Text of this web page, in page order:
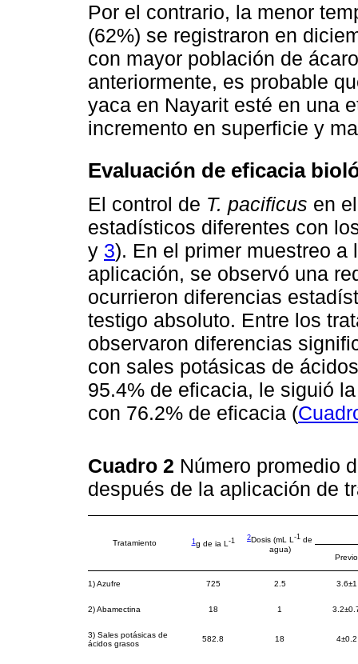
Por el contrario, la menor
(62%) se registraron en
con mayor población de
anteriormente, es probable
yaca en Nayarit esté en una
incremento en superficie y
Evaluación de eficacia
El control de T. pacificus en
estadísticos diferentes con
y 3). En el primer muestreo
aplicación, se observó una
ocurrieron diferencias
testigo absoluto. Entre los
observaron diferencias
con sales potásicas de
95.4% de eficacia, le siguió
con 76.2% de eficacia (
Cuadro 2 Número promedio
después de la aplicación de
Tratamiento 1g de ia L-1 2Dosis (mL L-1 de
agua)
Previo
1) Azufre 725 2.5 3.6±1
2) Abamectina 18 1
3) Sales potásicas de
ácidos grasos
582.8 18 4±0.2